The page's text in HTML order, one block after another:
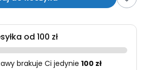
od 100 zł
brakuje Ci jedynie 100 zł